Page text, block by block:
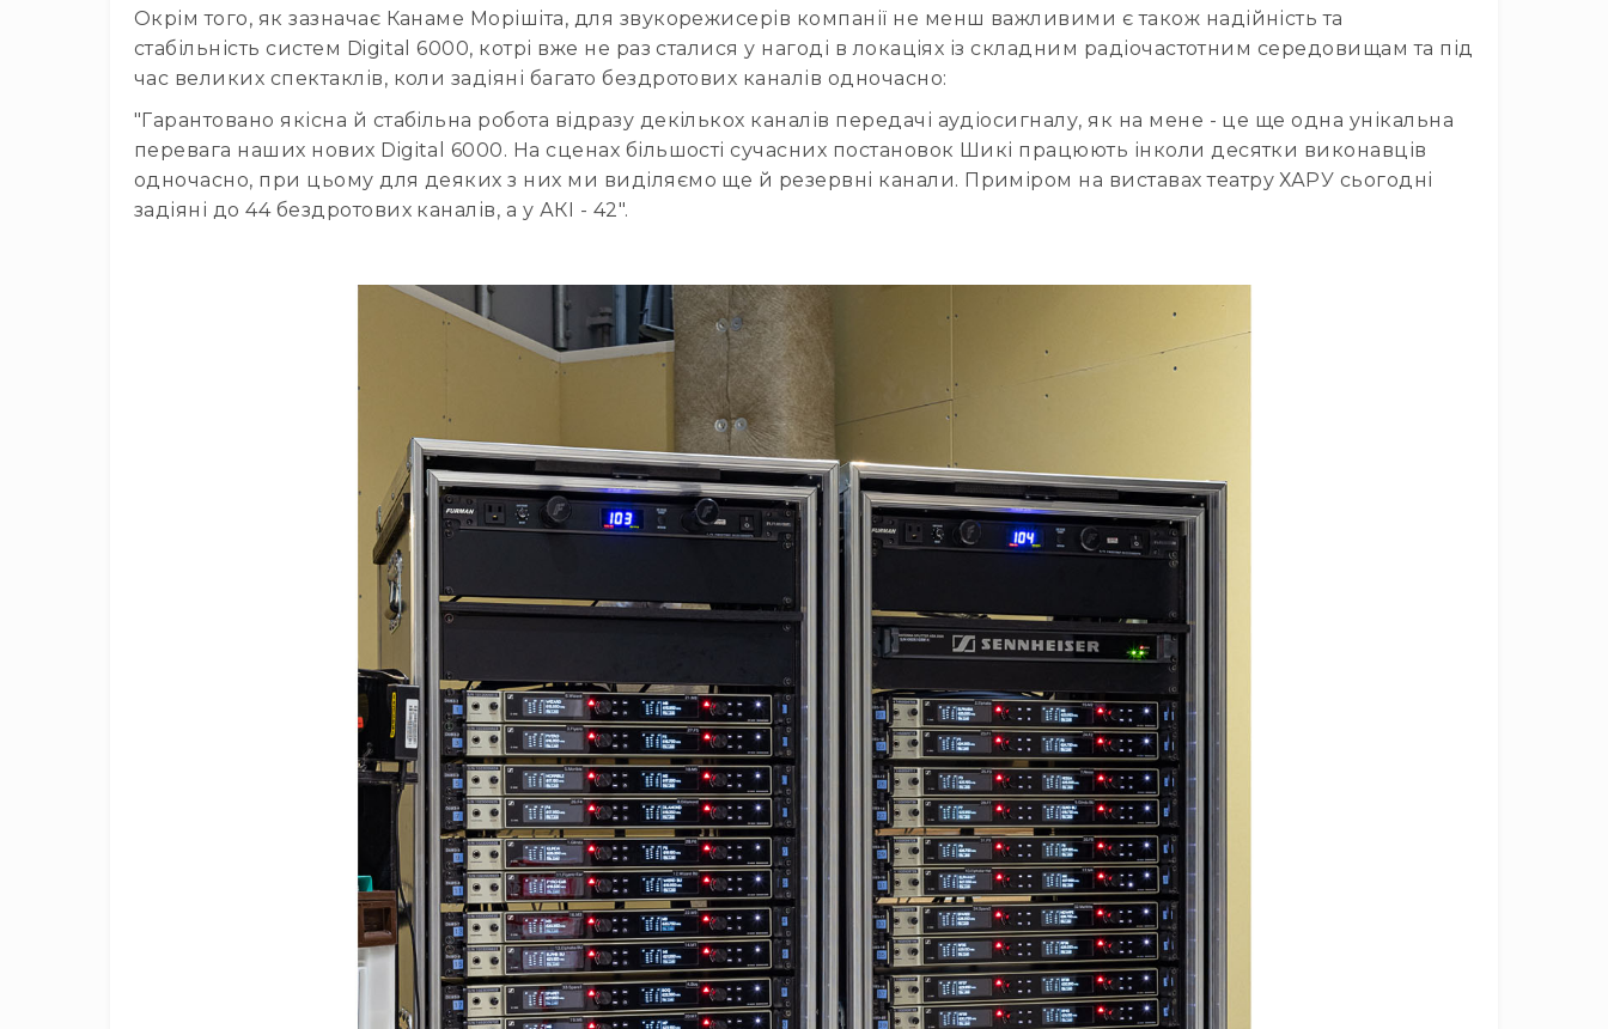
Окрім того, як зазначає Канаме Морішіта, для звукорежисерів компанії не менш важливими є також надійність та
стабільність систем Digital 6000, котрі вже не раз сталися у нагоді в локаціях із складним радіочастотним середовищам та під
час великих спектаклів, коли задіяні багато бездротових каналів одночасно:
"Гарантовано якісна й стабільна робота відразу декількох каналів передачі аудіосигналу, як на мене - це ще одна унікальна
перевага наших нових Digital 6000. На сценах більшості сучасних постановок Шикі працюють інколи десятки виконавців
одночасно, при цьому для деяких з них ми виділяємо ще й резервні канали. Приміром на виставах театру ХАРУ сьогодні
задіяні до 44 бездротових каналів, а у АКІ - 42".